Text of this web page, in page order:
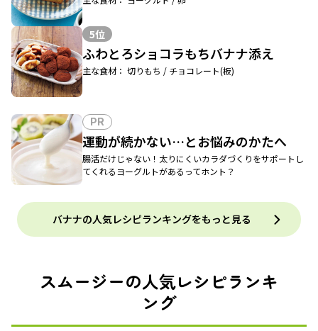
5位
ふわとろショコラもちバナナ添え
主な食材： 切りもち / チョコレート(板)
PR
運動が続かない…とお悩みのかたへ
腸活だけじゃない！太りにくいカラダづくりをサポートし
てくれるヨーグルトがあるってホント？
バナナの人気レシピランキングをもっと見る
スムージーの人気レシピランキ
ング